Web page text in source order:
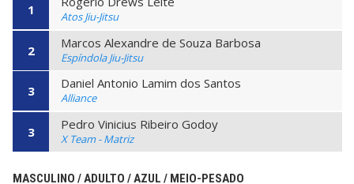
1 Atos Jiu-Jitsu
2 Marcos Alexandre de Souza Barbosa
Espíndola Jiu-Jitsu
3 Daniel Antonio Lamim dos Santos
Alliance
3 Pedro Vinicius Ribeiro Godoy
X Team - Matriz
MASCULINO / ADULTO / AZUL / MEIO-PESADO